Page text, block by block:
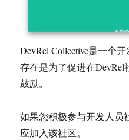
DevRel Collective是一个
存在是为了促进在
鼓励。
如果您积极参与开发人员
应加入该社区。